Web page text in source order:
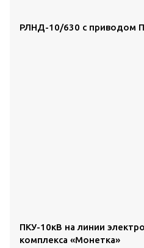
РЛНД-10/630 с приводом
ПКУ-10кВ на линии
комплекса «Монетка»